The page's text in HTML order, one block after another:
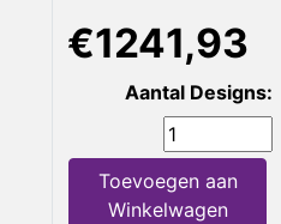
€1241,93
Aantal Designs:
Toevoegen aan
Winkelwagen